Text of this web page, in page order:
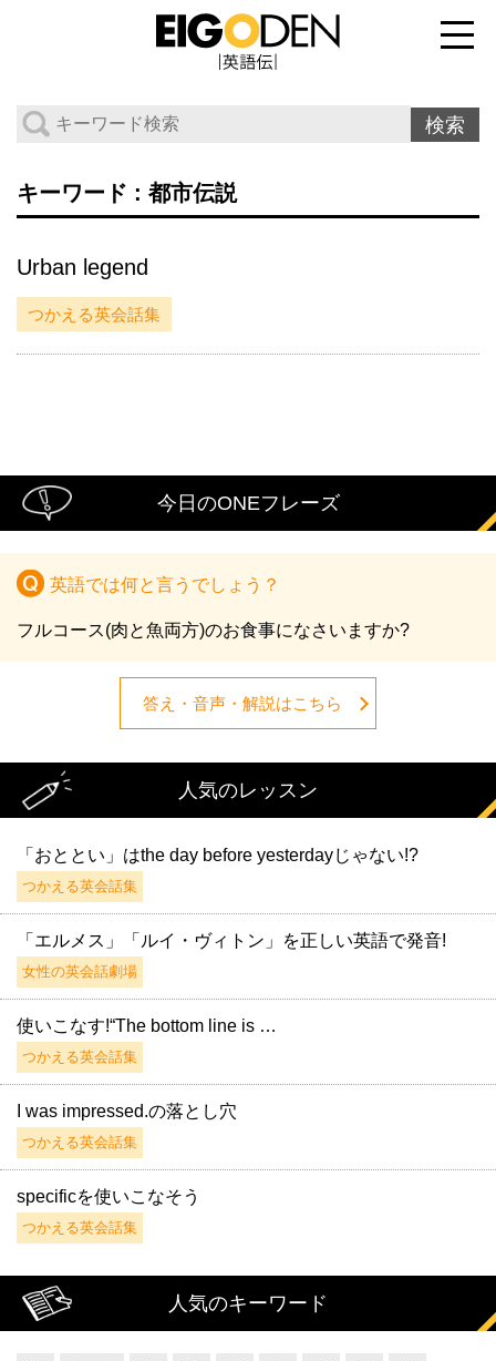
キーワード : 都市伝説
Urban legend
つかえる英会話集
今日のONEフレーズ
英語では何と言うでしょう？
フルコース(肉と魚両方)のお食事になさいますか?
答え・音声・解説はこちら
人気のレッスン
「おととい」はthe day before yesterdayじゃない!?
つかえる英会話集
「エルメス」「ルイ・ヴィトン」を正しい英語で発音!
女性の英会話劇場
使いこなす!“The bottom line is …
つかえる英会話集
I was impressed.の落とし穴
つかえる英会話集
specificを使いこなそう
つかえる英会話集
人気のキーワード